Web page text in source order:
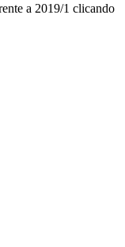
a 2019/1 clicando